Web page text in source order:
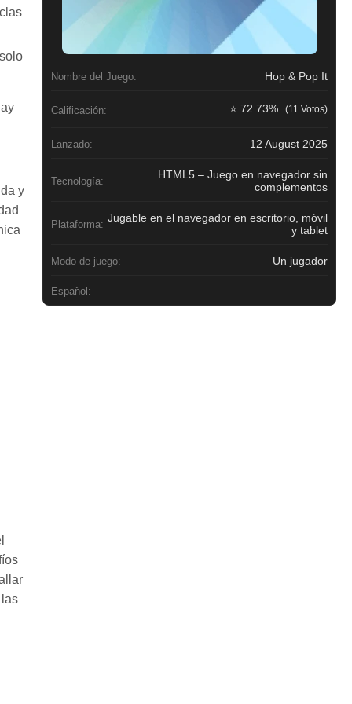
y
Nombre del Juego: Hop & Pop It
Calificación: ⭐ 72.73% (11 Votos)
Lanzado: 12 August 2025
Tecnología:
HTML5 – Juego en navegador sin
complementos
Plataforma: Jugable en el navegador en escritorio, móvil
y tablet
Modo de juego: Un jugador
Español: